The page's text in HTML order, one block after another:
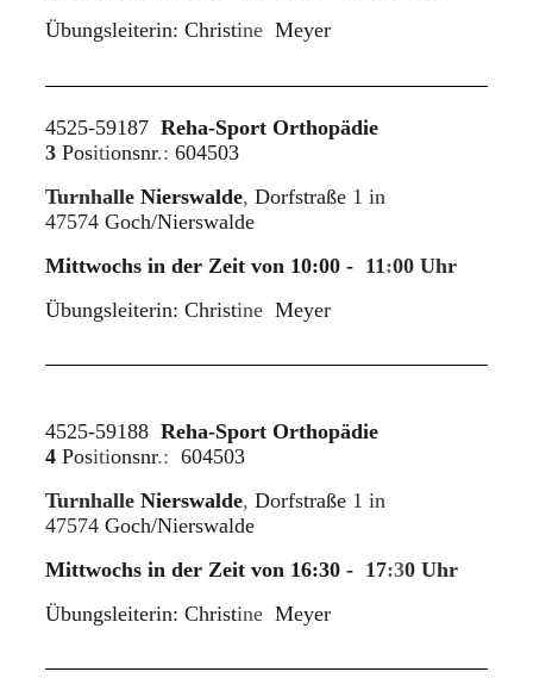
Übungsleiterin: Christine Meyer
4525-59187 Reha-Sport Orthopädie
3 Positionsnr.: 604503
Turnhalle Nierswalde, Dorfstraße 1 in
47574 Goch/Nierswalde
Mittwochs in der Zeit von 10:00 - 11 :00 Uhr
Übungsleiterin: Christine Meyer
4525-59188 Reha-Sport Orthopädie
4 Positionsnr.: 604503
Turnhalle Nierswalde, Dorfstraße 1 in
47574 Goch/Nierswalde
Mittwochs in der Zeit von 16:30 - 17:30 Uhr
Übungsleiterin: Christine Meyer